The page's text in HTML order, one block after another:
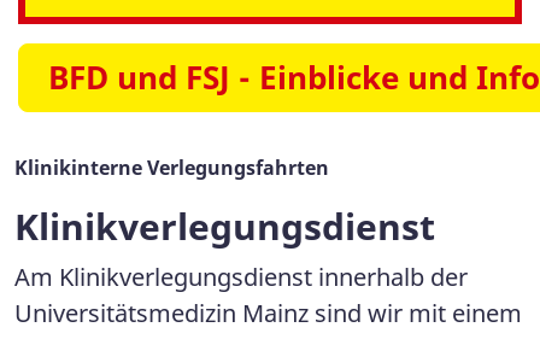
BFD und FSJ - Einblicke und
Klinikinterne Verlegungsfahrten
Klinikverlegungsdienst
Am Klinikverlegungsdienst innerhalb der
Universitätsmedizin Mainz sind wir mit einem